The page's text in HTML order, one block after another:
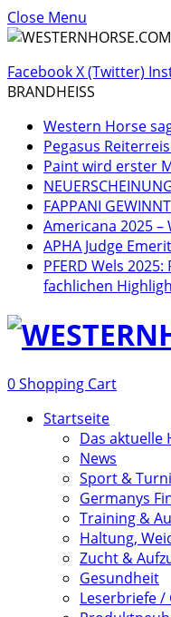
Close Menu
FacebookX (Twitter)
BRANDHEISS
Western Horse
Pegasus
Paint wird erster
FAPPANI
Americana 2025
APHA Judge
PFERD Wels
fachlichen
0Shopping Cart
Startseite
Das aktuelle
News
Sport &
Germanys
Training &
Haltung,
Zucht &
Gesundheit
Leserbriefe /